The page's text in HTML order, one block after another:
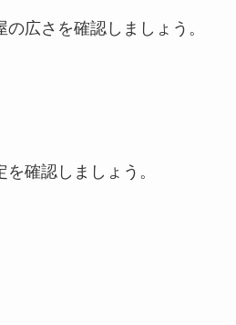
広さを確認しましょう。
確認しましょう。